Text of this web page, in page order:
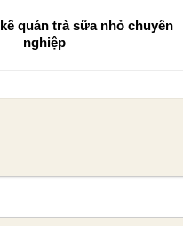
quán trà sữa nhỏ chuyên
nghiệp